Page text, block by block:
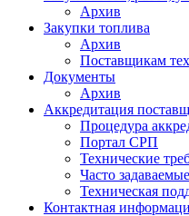
Архив
Закупки топлива
Архив
Поставщикам
Документы
Архив
Аккредитация
Процедура
Портал СРП
Технические
Часто
Техническая
Контактная